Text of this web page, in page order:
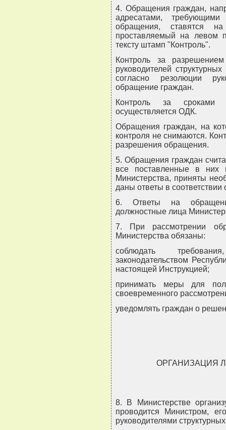
4. Обращения граждан,
адресатами, требующими
обращения, ставятся
проставляемый на левом
тексту штамп "Контроль".
Контроль за
руководителей
согласно резолюции
обращение граждан.
Контроль за сроками
осуществляется ОДК.
Обращения граждан, на
контроля не снимаются.
разрешения обращения.
5. Обращения граждан
все поставленные в них
Министерства, приняты
даны ответы в соответствии
6. Ответы на
должностные лица
7. При рассмотрении
Министерства обязаны:
соблюдать
законодательством
настоящей Инструкцией;
принимать меры для
своевременного
уведомлять граждан о
ОРГАНИЗАЦИЯ
8. В Министерстве
проводится Министром,
руководителями